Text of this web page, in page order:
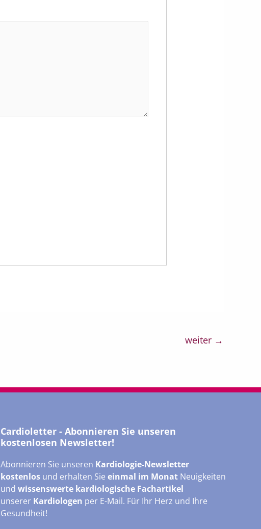
weiter →
Cardioletter - Abonnieren Sie unseren
kostenlosen Newsletter!
Abonnieren Sie unseren Kardiologie-Newsletter
kostenlos und erhalten Sieeinmal im Monat Neuigkeiten
undwissenswerte kardiologische Fachartikel
unserer Kardiologen per E-Mail. Für Ihr Herz und Ihre
Gesundheit!